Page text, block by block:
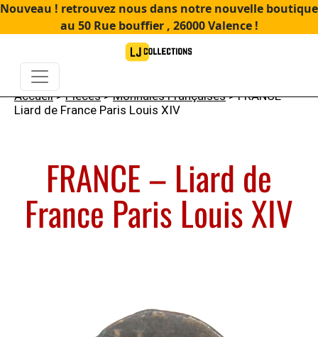
Nouveau ! retrouvez nous dans notre nouvelle boutique
au 50 Rue bouffier , 26000 Valence !
Accueil>Pièces>Monnaies Françaises> FRANCE –
Liard de France Paris Louis XIV
FRANCE – Liard de
France Paris Louis XIV